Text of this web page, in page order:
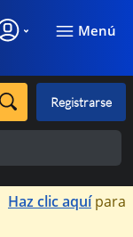
Menú
Registrarse
×
Haz clic aquípara